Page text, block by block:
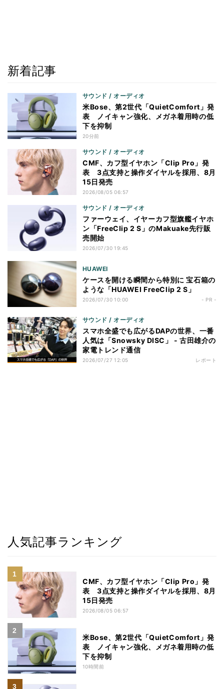
新着記事
サウンド / オーディオ
米Bose、第2世代「QuietComfort」発
表 ノイキャン強化、メガネ着用時の低
下を抑制
20分前
サウンド / オーディオ
CMF、カフ型イヤホン「Clip Pro」発
表 3点支持と操作ダイヤルを採用、8月
15日発売
2026/08/05 06:57
サウンド / オーディオ
ファーウェイ、イヤーカフ型旗艦イヤホ
ン「FreeClip 2 S」のMakuake先行販
売開始
2026/07/30 19:45
HUAWEI
ケースを開ける瞬間から特別に 宝石箱の
ような「HUAWEI FreeClip 2 S」
2026/07/30 10:00 - PR -
サウンド / オーディオ
スマホ全盛でも広がるDAPの世界、一番
人気は「Snowsky DISC」 - 古田雄介の
家電トレンド通信
2026/07/27 12:05 レポート
人気記事ランキング
CMF、カフ型イヤホン「Clip Pro」発
表 3点支持と操作ダイヤルを採用、8月
15日発売
2026/08/05 06:57
米Bose、第2世代「QuietComfort」発
表 ノイキャン強化、メガネ着用時の低
下を抑制
10時間前